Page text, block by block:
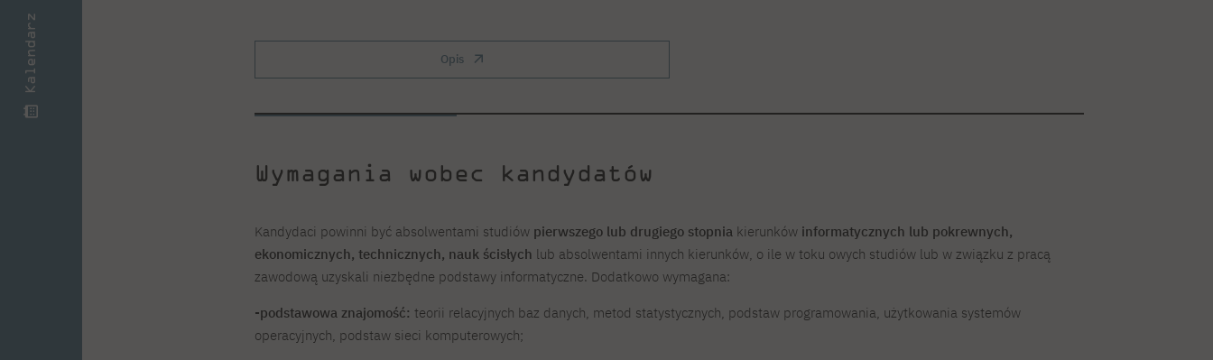
Kalendarz Opis
Wymagania wobec kandydatów
Kandydaci powinni być absolwentami studiówpierwszego lub drugiego stopniakierunków informatycznych lub pokrewnych,
ekonomicznych, technicznych, nauk ścisłych lub absolwentami innych kierunków, o ile w toku owych studiów lub w związku z pracą
zawodową uzyskali niezbędne podstawy informatyczne. Dodatkowo wymagana:
-podstawowa znajomość: teorii relacyjnych baz danych, metod statystycznych, podstaw programowania, użytkowania systemów
operacyjnych, podstaw sieci komputerowych;